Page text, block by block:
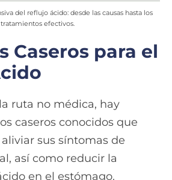
del reflujo ácido: desde las causas hasta los
tratamientos efectivos.
Caseros para el
ruta no médica, hay
caseros conocidos que
sus síntomas de
así como reducir la
en el estómago.